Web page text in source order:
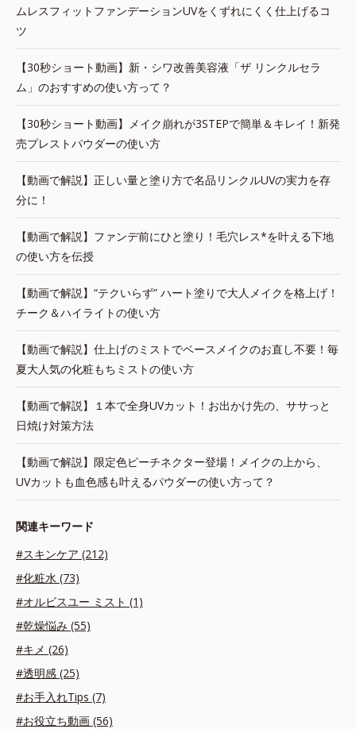
ムレスフィットファンデーションUVをくずれにくく仕上げるコ
ツ
【30秒ショート動画】新・シワ改善美容液「ザ リンクルセラ
ム」のおすすめの使い方って？
【30秒ショート動画】メイク崩れが3STEPで簡単＆キレイ！新発
売プレストパウダーの使い方
【動画で解説】正しい量と塗り方で名品リンクルUVの実力を存
分に！
【動画で解説】ファンデ前にひと塗り！毛穴レス*を叶える下地
の使い方を伝授
【動画で解説】“テクいらず” ハート塗りで大人メイクを格上げ！
チーク＆ハイライトの使い方
【動画で解説】仕上げのミストでベースメイクのお直し不要！毎
夏大人気の化粧もちミストの使い方
【動画で解説】１本で全身UVカット！お出かけ先の、ササっと
日焼け対策方法
【動画で解説】限定色ピーチネクター登場！メイクの上から、
UVカットも血色感も叶えるパウダーの使い方って？
関連キーワード
#スキンケア (212)
#化粧水 (73)
#オルビスユー ミスト (1)
#乾燥悩み (55)
#キメ (26)
#透明感 (25)
#お手入れTips (7)
#お役立ち動画 (56)